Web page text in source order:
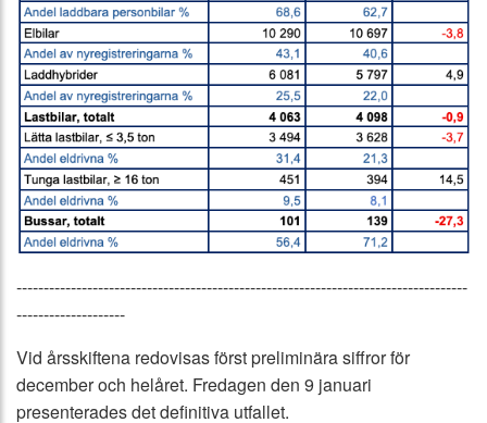
-----------------------------------------------------------------------------------
--------------------
Vid årsskiftena redovisas först preliminära siffror för
december och helåret. Fredagen den 9 januari
presenterades det definitiva utfallet.